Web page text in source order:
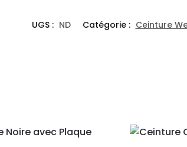
UGS : ND Catégorie : Ceinture